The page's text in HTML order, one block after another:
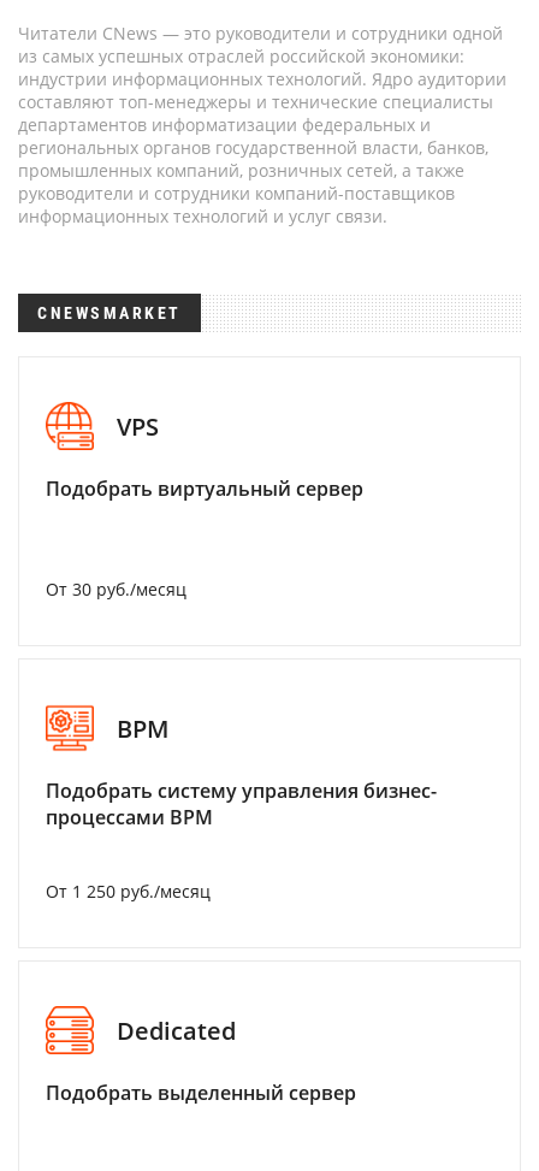
Читатели CNews — это руководители и сотрудники одной
из самых успешных отраслей российской экономики:
индустрии информационных технологий. Ядро аудитории
составляют топ-менеджеры и технические специалисты
департаментов информатизации федеральных и
региональных органов государственной власти, банков,
промышленных компаний, розничных сетей, а также
руководители и сотрудники компаний-поставщиков
информационных технологий и услуг связи.
CNEWSMARKET
VPS
Подобрать виртуальный сервер
От 30 руб./месяц
BPM
Подобрать систему управления бизнес-
процессами BPM
От 1 250 руб./месяц
Dedicated
Подобрать выделенный сервер